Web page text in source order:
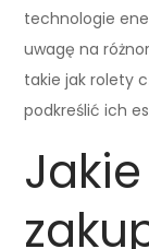
technologie
uwagę na
takie jak rolety
podkreślić ich